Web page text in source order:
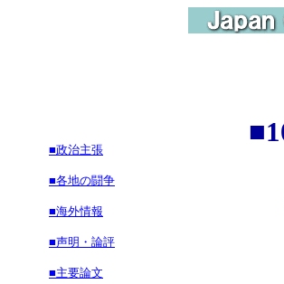
■政治主張
■各地の闘争
■海外情報
■声明・論評
■主要論文
■